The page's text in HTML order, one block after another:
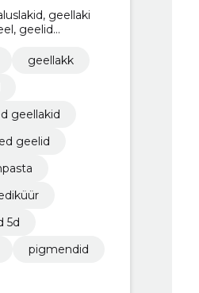
geellaki
geelid
geellakk
geellakid
geelid
5d
pigmendid